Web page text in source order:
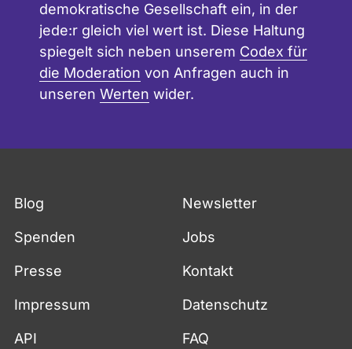
demokratische Gesellschaft ein, in der
jede:r gleich viel wert ist. Diese Haltung
spiegelt sich neben unserem Codex für
die Moderation von Anfragen auch in
unseren Werten wider.
Blog Newsletter
Spenden Jobs
Presse Kontakt
Impressum Datenschutz
API FAQ